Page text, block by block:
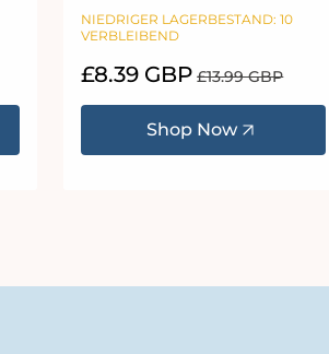
NIEDRIGER LAGERBESTAND: 10
VERBLEIBEND
Verkaufspreis
£8.39 GBP Normaler
£13.99 GBP
Shop Now